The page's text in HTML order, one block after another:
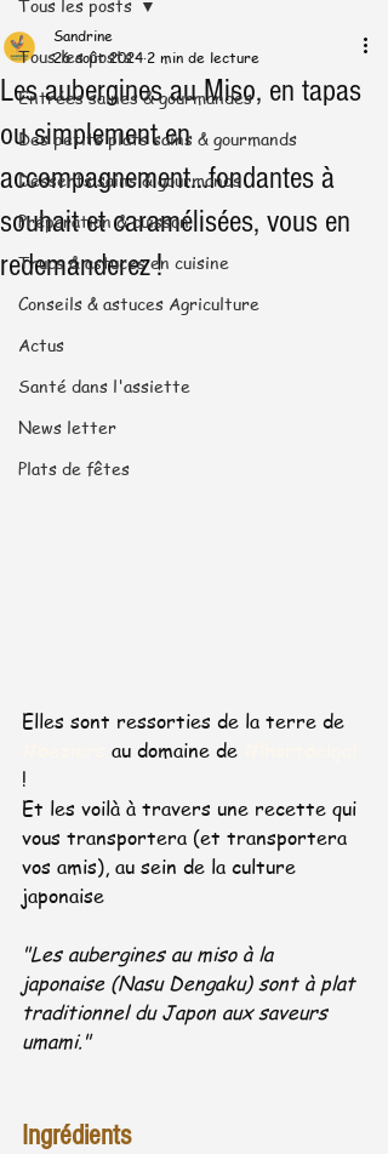
Tous les posts
Entrées saines & gourmandes
Des petits plats sains & gourmands
Desserts sains & gourmands
Préparation & cuisson
Trucs & astuces en cuisine
Conseils & astuces Agriculture
Actus
Santé dans l'assiette
News letter
Plats de fêtes
Les aubergines au Miso, en tapas
ou simplement en
accompagnement...fondantes à
souhait et caramélisées, vous en
redemanderez !
Sandrine
26 août 2024 2 min de lecture
Elles sont ressorties de la terre de
au domaine de
!
Et les voilà à travers une recette qui
vous transportera (et transportera
vos amis), au sein de la culture
japonaise
"Les aubergines au miso à la
japonaise (Nasu Dengaku) sont à plat
traditionnel du Japon aux saveurs
umami."
Ingrédients